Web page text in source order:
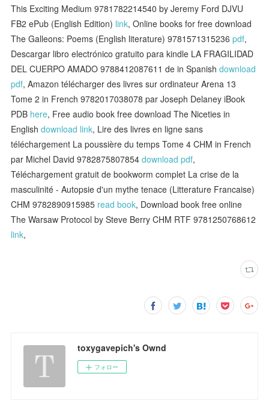
This Exciting Medium 9781782214540 by Jeremy Ford DJVU
FB2 ePub (English Edition) link, Online books for free download
The Galleons: Poems (English literature) 9781571315236pdf,
Descargar libro electrónico gratuito para kindle LA FRAGILIDAD
DEL CUERPO AMADO 9788412087611 de in Spanishdownload
pdf, Amazon télécharger des livres sur ordinateur Arena 13
Tome 2 in French 9782017038078 par Joseph Delaney iBook
PDB here, Free audio book free download The Niceties in
Englishdownload link, Lire des livres en ligne sans
téléchargement La poussière du temps Tome 4 CHM in French
par Michel David 9782875807854download pdf,
Téléchargement gratuit de bookworm complet La crise de la
masculinité - Autopsie d'un mythe tenace (Litterature Francaise)
CHM 9782890915985 read book, Download book free online
The Warsaw Protocol by Steve Berry CHM RTF 9781250768612
link,
toxygavepich's Ownd
フォロー